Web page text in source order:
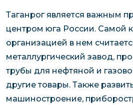
Таганрог является важным
центром юга России. Самой
организацией в нем
металлургический завод,
трубы для нефтяной и
другие товары. Также
машиностроение,